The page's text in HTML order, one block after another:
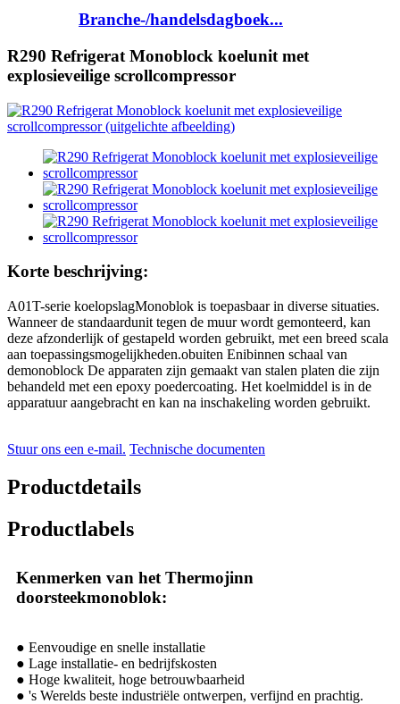
Branche-/handelsdagboek...
R290 Refrigerat Monoblock koelunit met
explosieveilige scrollcompressor
Korte beschrijving:
A01T-serie koelopslagMonoblok is toepasbaar in diverse situaties.
Wanneer de standaardunit tegen de muur wordt gemonteerd, kan
deze afzonderlijk of gestapeld worden gebruikt, met een breed scala
aan toepassingsmogelijkheden.obuiten Enibinnen schaal van
demonoblock De apparaten zijn gemaakt van stalen platen die zijn
behandeld met een epoxy poedercoating. Het koelmiddel is in de
apparatuur aangebracht en kan na inschakeling worden gebruikt.
Stuur ons een e-mail. Technische documenten
Productdetails
Productlabels
Kenmerken van het Thermojinn
doorsteekmonoblok:
● Eenvoudige en snelle installatie
● Lage installatie- en bedrijfskosten
● Hoge kwaliteit, hoge betrouwbaarheid
● 's Werelds beste industriële ontwerpen, verfijnd en prachtig.